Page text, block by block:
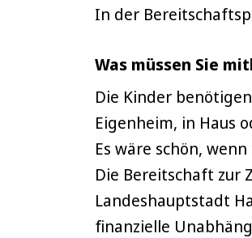
In der
Was müssen Sie
Die Kinder
Eigenheim, in Haus
Es wäre schön,
Die Bereitschaft zur
Landeshauptstadt
finanzielle